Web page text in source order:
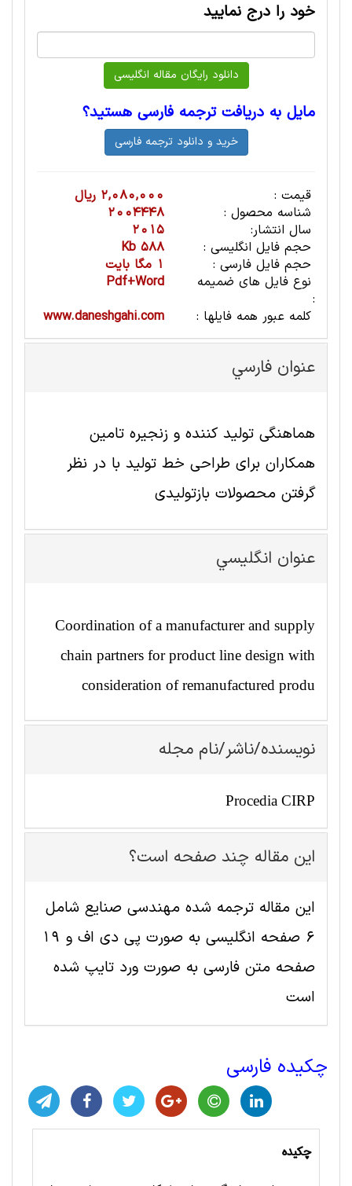
خود را درج نمایید
مایل به دریافت ترجمه فارسی هستید؟
قیمت :
2,080,000 ریال
شناسه محصول :
2004448
سال انتشار:
2015
حجم فایل انگلیسی :
588 Kb
حجم فایل فارسی :
1 مگا بایت
نوع فایل های ضمیمه
:
Pdf+Word
کلمه عبور همه فایلها :
www.daneshgahi.com
عنوان فارسي
هماهنگی تولید کننده و زنجیره تامین
همکاران برای طراحی خط تولید با در نظر
گرفتن محصولات بازتولیدی
عنوان انگليسي
Coordination of a manufacturer and supply
chain partners for product line design with
consideration of remanufactured produ
نویسنده/ناشر/نام مجله
Procedia CIRP
این مقاله چند صفحه است؟
این مقاله ترجمه شده مهندسی صنايع شامل
6 صفحه انگلیسی به صورت پی دی اف و 19
صفحه متن فارسی به صورت ورد تایپ شده
است
چکیده فارسی
چکیده